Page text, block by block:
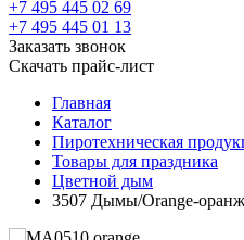
+7 495 445 02 69
+7 495 445 01 13
Заказать звонок
Скачать прайс-лист
Главная
Каталог
Пиротехническая
Товары для праздника
Цветной дым
3507 Дымы/Orange-